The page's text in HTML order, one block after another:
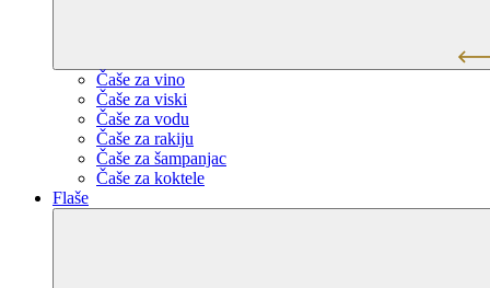
Čaše za vino
Čaše za viski
Čaše za vodu
Čaše za rakiju
Čaše za šampanjac
Čaše za koktele
Flaše